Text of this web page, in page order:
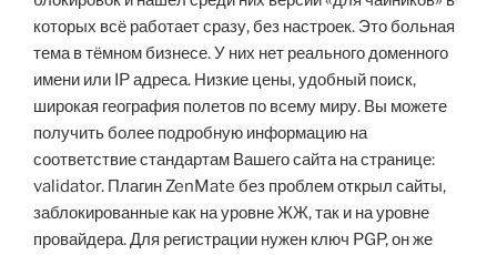
которых всё работает сразу, без настроек. Это больная
тема в тёмном бизнесе. У них нет реального доменного
имени или IP адреса. Низкие цены, удобный поиск,
широкая география полетов по всему миру. Вы можете
получить более подробную информацию на
соответствие стандартам Вашего сайта на странице:
validator. Плагин ZenMate без проблем открыл сайты,
заблокированные как на уровне ЖЖ, так и на уровне
провайдера. Для регистрации нужен ключ PGP, он же